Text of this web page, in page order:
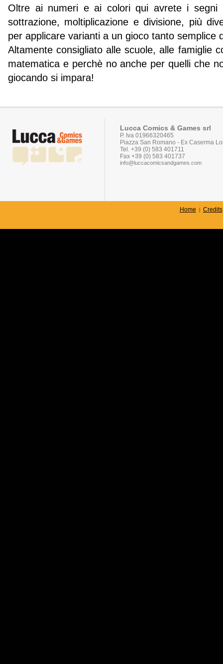
Oltre ai numeri e ai colori qui avrete i segni
sottrazione, moltiplicazione e divisione, più
per applicare varianti a un gioco tanto semplice
Altamente consigliato alle scuole, alle famiglie
matematica e perchè no anche per quelli che
giocando si impara!
Lucca Comics & Games srl
P. Iva 01966320465
Piazza San Romano - Ex Caserma
Tel. +39 (0) 583 401711
Fax +39 (0) 583 401737
info@luccacomicsandgames.com
Home | Credits